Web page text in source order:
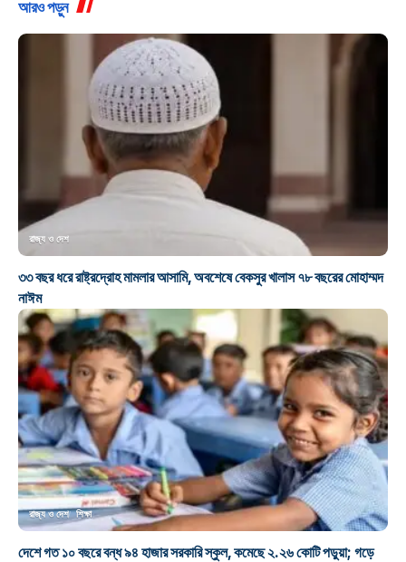
আরও পড়ুন
রাজ্য ও দেশ
৩৩ বছর ধরে রাষ্ট্রদ্রোহ মামলার আসামি, অবশেষে বেকসুর খালাস ৭৮ বছরের মোহাম্মদ
নাঈম
রাজ্য ও দেশ শিক্ষা
দেশে গত ১০ বছরে বন্ধ ৯৪ হাজার সরকারি স্কুল, কমেছে ২.২৬ কোটি পড়ুয়া; গড়ে